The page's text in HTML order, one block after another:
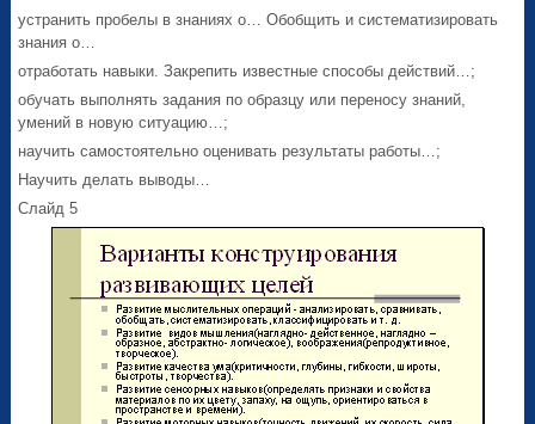
устранить пробелы в знаниях о… Обобщить и систематизировать
знания о…
отработать навыки. Закрепить известные способы действий…;
обучать выполнять задания по образцу или переносу знаний,
умений в новую ситуацию…;
научить самостоятельно оценивать результаты работы…;
Научить делать выводы…
Слайд 5